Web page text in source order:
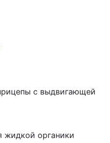
с выдвигающей
жидкой органики